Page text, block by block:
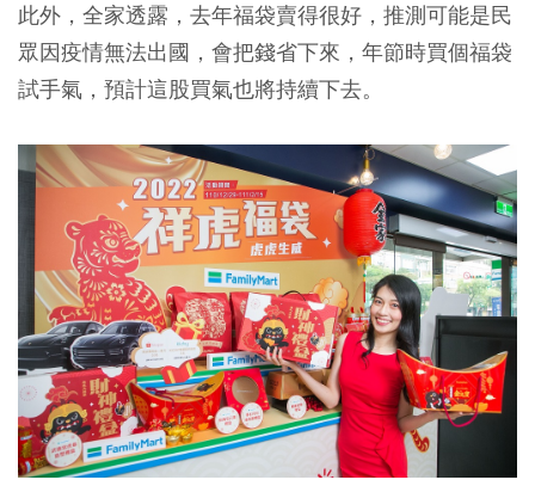
此外，全家透露，去年福袋賣得很好，推測可能是民
眾因疫情無法出國，會把錢省下來，年節時買個福袋
試手氣，預計這股買氣也將持續下去。